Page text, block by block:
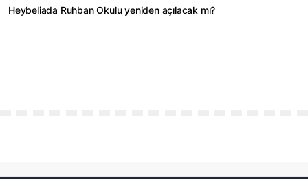
Heybeliada Ruhban Okulu yeniden açılacak mı?